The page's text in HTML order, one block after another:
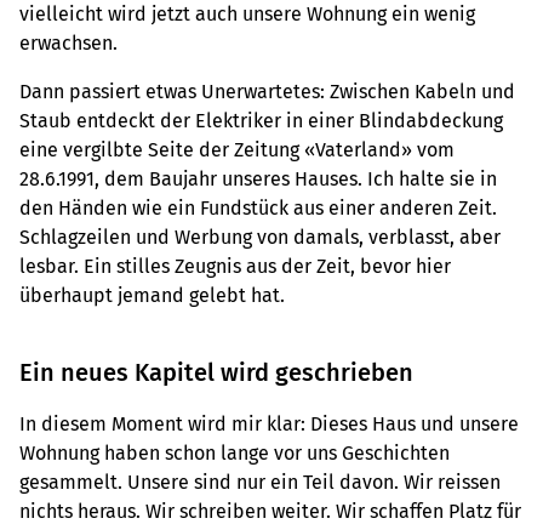
vielleicht wird jetzt auch unsere Wohnung ein wenig
erwachsen.
Dann passiert etwas Unerwartetes: Zwischen Kabeln und
Staub entdeckt der Elektriker in einer Blindabdeckung
eine vergilbte Seite der Zeitung «Vaterland» vom
28.6.1991, dem Baujahr unseres Hauses. Ich halte sie in
den Händen wie ein Fundstück aus einer anderen Zeit.
Schlagzeilen und Werbung von damals, verblasst, aber
lesbar. Ein stilles Zeugnis aus der Zeit, bevor hier
überhaupt jemand gelebt hat.
Ein neues Kapitel wird geschrieben
In diesem Moment wird mir klar: Dieses Haus und unsere
Wohnung haben schon lange vor uns Geschichten
gesammelt. Unsere sind nur ein Teil davon. Wir reissen
nichts heraus. Wir schreiben weiter. Wir schaffen Platz für